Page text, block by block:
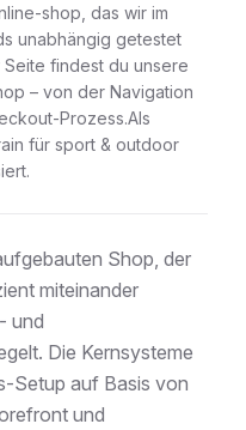
shop , das wir im
unabhängig getestet
findest du unsere
– von der Navigation
Prozess.Als
für sport & outdoor
Shop, der
miteinander
und
Die Kernsysteme
Setup auf Basis von
und